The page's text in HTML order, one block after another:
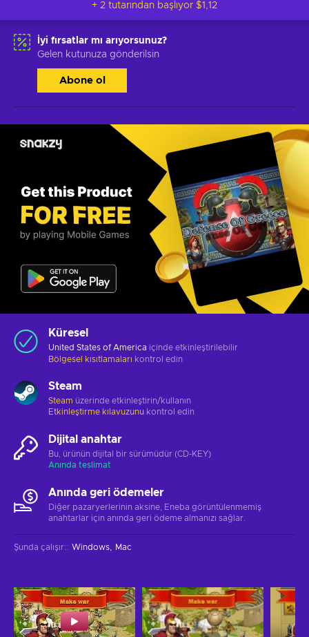
+ 2 tutarından başlıyor $1,12
İyi fırsatlar mı arıyorsunuz?
Gelen kutunuza gönderilsin
Abone ol
Küresel
United States of America içinde etkinleştirilebilir
Bölgesel kısıtlamaları kontrol edin
Steam
Steam üzerinde etkinleştirin/kullanın
Etkinleştirme kılavuzunu kontrol edin
Dijital anahtar
Bu, ürünün dijital bir sürümüdür (CD-KEY)
Anında teslimat
Anında geri ödemeler
Diğer pazaryerlerinin aksine, Eneba görüntülenmemiş
anahtarlar için anında geri ödeme almanızı sağlar.
Şunda çalışır:: Windows Mac